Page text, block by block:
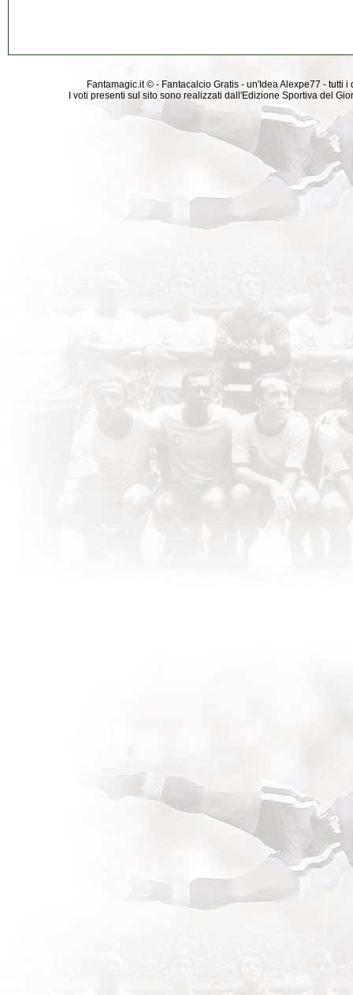
Fantamagic.it © - Fantacalcio Gratis - un'Idea Alexpe77 -
I voti presenti sul sito sono realizzati dall'Edizione Sportiva del